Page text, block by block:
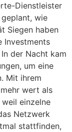
Dienstleister
wie
Siegen haben
Investments
der Nacht kam
um eine
Mit ihrem
wert als
einzelne
Netzwerk
stattfinden,